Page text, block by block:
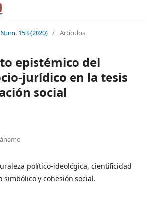
Num. 153 (2020) / Artículos
epistémico del
jurídico en la tesis
social
político-ideológica, cientificidad
simbólico y cohesión social.